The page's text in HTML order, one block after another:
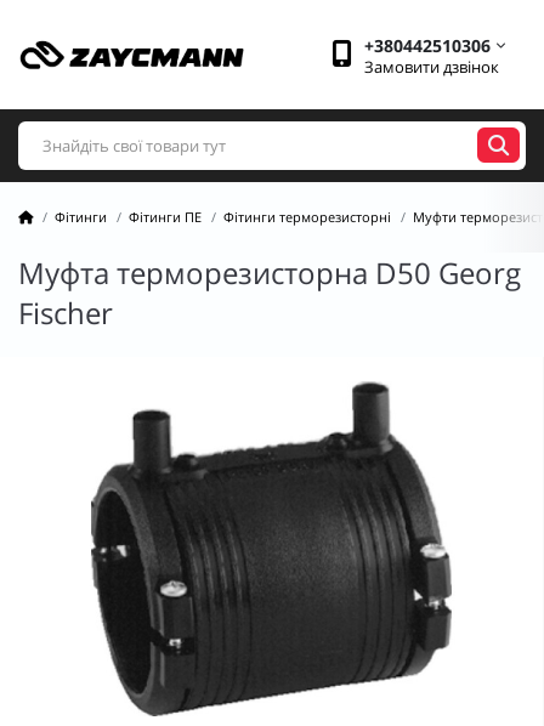
+380442510306
Замовити дзвінок
Фітинги Фітинги ПЕ Фітинги терморезисторні Муфти
Муфта терморезисторна D50 Georg
Fischer